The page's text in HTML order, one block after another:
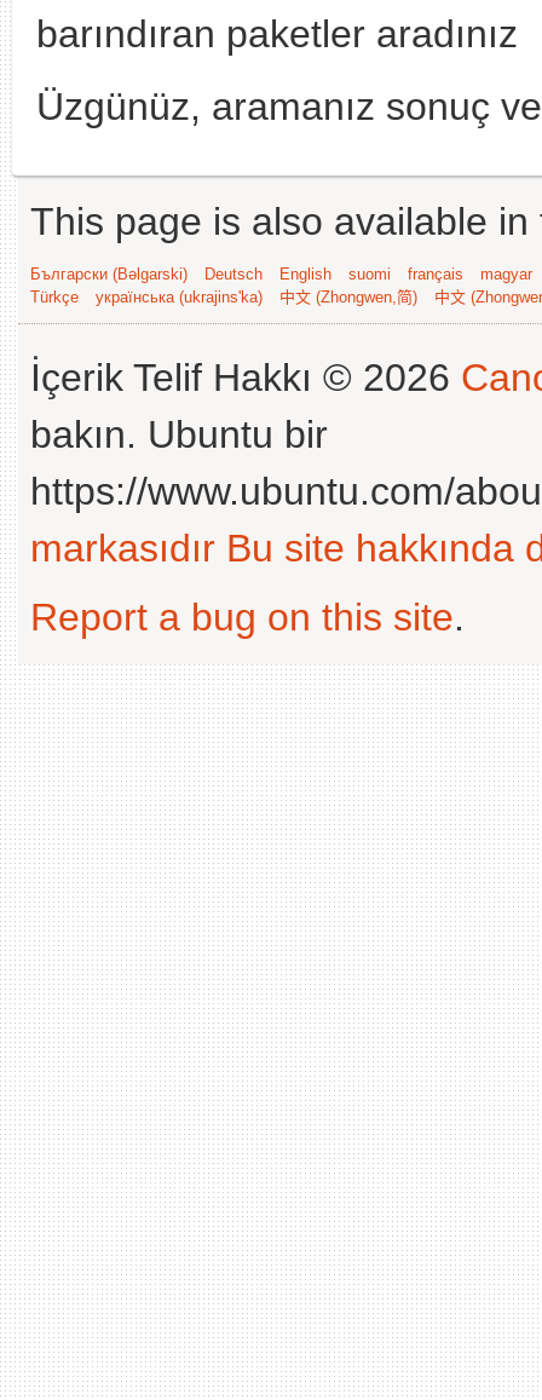
barındıran paketler aradınız
Üzgünüz, aramanız sonuç
This page is also available
Български (Bəlgarski) Deutsch English suomi français
magyar
Türkçe
українська (ukrajins'ka) 中文 (Zhongwen,简) 中文
İçerik Telif Hakkı © 2026
bakın. Ubuntu bir
https://www.ubuntu.com/
markasıdır Bu site hakkında
Report a bug on this site.